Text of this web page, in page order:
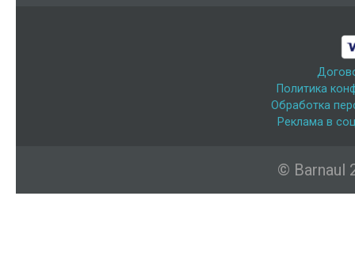
Политика
Обработка
Реклама в
© Barnaul